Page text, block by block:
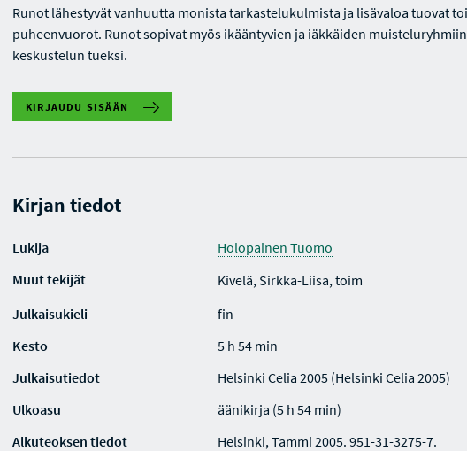
Runot lähestyvät vanhuutta monista tarkastelukulmista ja lisävaloa tuovat
puheenvuorot. Runot sopivat myös ikääntyvien ja iäkkäiden muisteluryhmiin
keskustelun tueksi.
KIRJAUDU SISÄÄN
Kirjan tiedot
Lukija
Holopainen Tuomo
Muut tekijät
Kivelä, Sirkka-Liisa, toim
Julkaisukieli
fin
Kesto
5 h 54 min
Julkaisutiedot
Helsinki Celia 2005 (Helsinki Celia 2005)
Ulkoasu
äänikirja (5 h 54 min)
Alkuteoksen tiedot
Helsinki, Tammi 2005. 951-31-3275-7.